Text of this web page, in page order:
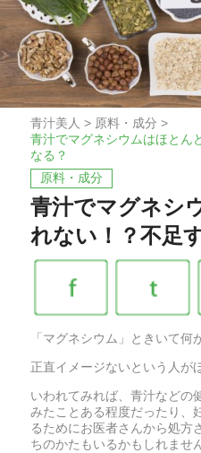
青汁美人 > 原料・成分 >
青汁でマグネシウムはほとん
なる？
原料・成分
青汁でマグネシ
れない！？不足
「マグネシウム」ときいて何
正直イメージないという人が
いわれてみれば、青汁などの
みたことある程度だったり、
るためにお医者さんから処方
ちのかたもいるかもしれませ